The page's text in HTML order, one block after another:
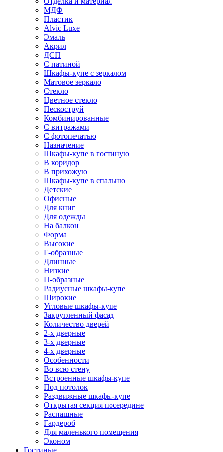
МДФ
Пластик
Alvic Luxe
Эмаль
Акрил
ДСП
С патиной
Шкафы-купе с зеркалом
Матовое зеркало
Стекло
Цветное стекло
Пескоструй
Комбинированные
С витражами
С фотопечатью
Назначение
Шкафы-купе в гостиную
В коридор
В прихожую
Шкафы-купе в спальню
Детские
Офисные
Для книг
Для одежды
На балкон
Форма
Высокие
Г-образные
Длинные
Низкие
П-образные
Радиусные шкафы-купе
Широкие
Угловые шкафы-купе
Закругленный фасад
Количество дверей
2-х дверные
3-х дверные
4-х дверные
Особенности
Во всю стену
Встроенные шкафы-купе
Под потолок
Раздвижные шкафы-купе
Открытая секция посередине
Распашные
Гардероб
Для маленького помещения
Эконом
Гостиные